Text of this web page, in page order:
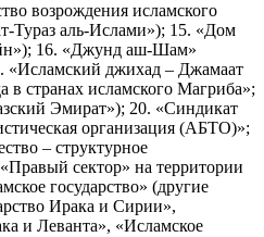
возрождения исламского
Тураз аль-Ислами»); 15. «Дом
16. «Джунд аш-Шам»
«Исламский джихад – Джамаат
странах исламского Магриба»;
Эмират»); 20. «Синдикат
организация (АБТО)»;
– структурное
сектор» на территории
государство» (другие
Ирака и Сирии»,
и Леванта», «Исламское